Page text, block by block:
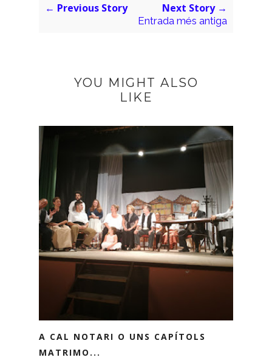
← Previous Story Next Story →
Entrada més antiga
YOU MIGHT ALSO
LIKE
A CAL NOTARI O UNS CAPÍTOLS
MATRIMO...